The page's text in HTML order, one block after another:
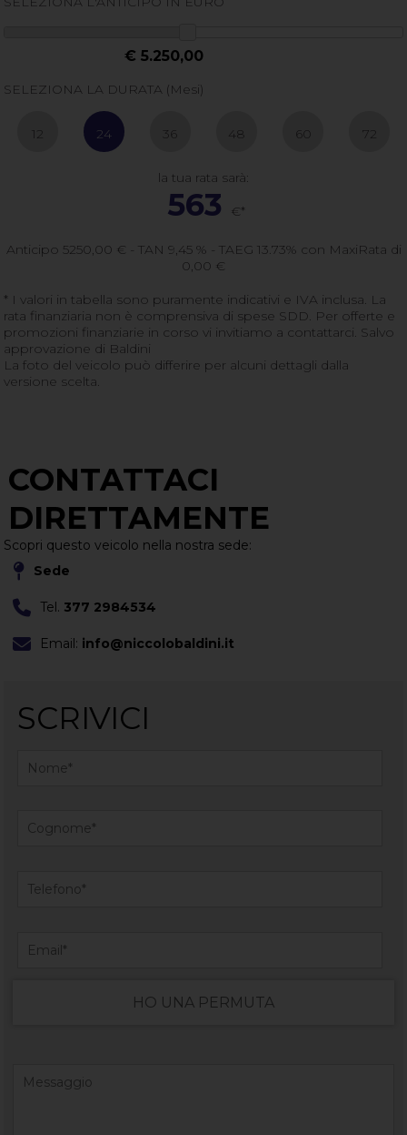
€ 5.250,00
SELEZIONA LA DURATA (Mesi)
12 24 36 48 60 72
la tua rata sarà:
563 €*
Anticipo 5250,00 € - TAN 9,45 % - TAEG 13.73% con MaxiRata di
0,00 €
* I valori in tabella sono puramente indicativi e IVA inclusa. La
rata finanziaria non è comprensiva di spese SDD. Per offerte e
promozioni finanziarie in corso vi invitiamo a contattarci. Salvo
approvazione di Baldini
La foto del veicolo può differire per alcuni dettagli dalla
versione scelta.
CONTATTACI
DIRETTAMENTE
Scopri questo veicolo nella nostra sede:
Sede
Tel. 377 2984534
Email: info@niccolobaldini.it
SCRIVICI
HO UNA PERMUTA